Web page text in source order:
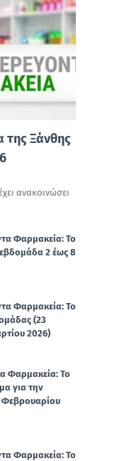
της Ξάνθης
ανακοινώσει
Φαρμακεία: Το
2 έως 8
Φαρμακεία: Το
(23
2026)
Φαρμακεία: Το
για την
Φεβρουαρίου
Φαρμακεία: Το